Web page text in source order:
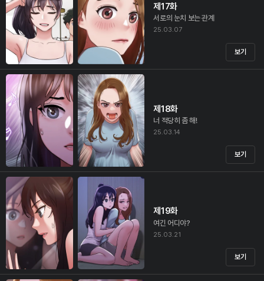
제17화
서로의 눈치 보는 관계
25.03.07
보기
제18화
너 적당히 좀 해!
25.03.14
보기
제19화
여긴 어디야?
25.03.21
보기